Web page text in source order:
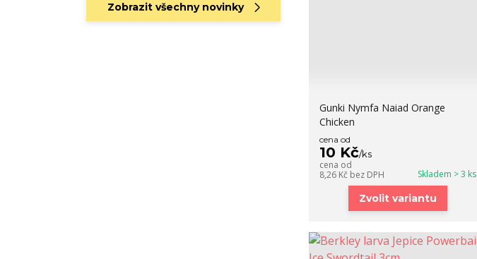
Gunki Nymfa Naiad Orange
Chicken
cena od
10 Kč/ks
cena od
8,26 Kč bez DPH Skladem > 3 ks
Zvolit variantu
Zobrazit všechny novinky